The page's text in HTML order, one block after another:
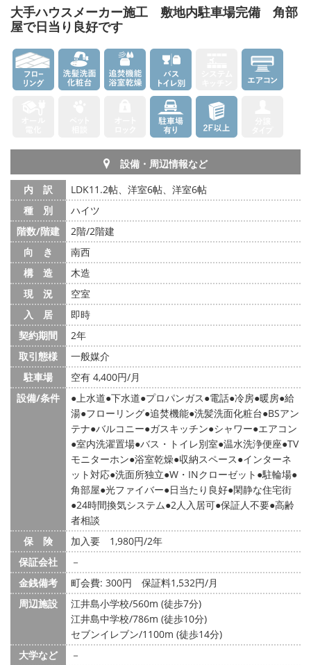
大手ハウスメーカー施工 敷地内駐車場完備 角部
屋で日当り良好です
設備・周辺情報など
内 訳
LDK11.2帖、洋室6帖、洋室6帖
種 別
ハイツ
階数/階建
2階/2階建
向 き
南西
構 造
木造
現 況
空室
入 居
即時
契約期間
2年
取引態様
一般媒介
駐車場
空有 4,400円/月
設備/条件
上水道 下水道 プロパンガス 電話 冷房 暖房 給
湯 フローリング 追焚機能 洗髪洗面化粧台 BSアン
テナ バルコニー ガスキッチン シャワー エアコン
室内洗濯置場 バス・トイレ別室 温水洗浄便座 TV
モニターホン 浴室乾燥 収納スペース インターネ
ット対応 洗面所独立 W・INクローゼット 駐輪場
角部屋 光ファイバー 日当たり良好 閑静な住宅街
24時間換気システム 2人入居可 保証人不要 高齢
者相談
保 険
加入要 1,980円/2年
保証会社
－
金銭備考
町会費: 300円
保証料1,532円/月
周辺施設
江井島小学校/560m (徒歩7分)
江井島中学校/786m (徒歩10分)
セブンイレブン/1100m (徒歩14分)
大学など
－